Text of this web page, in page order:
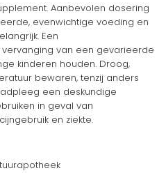
Aanbevolen dosering
evenwichtige voeding en
Een
van een gevarieerde
kinderen houden. Droog,
bewaren, tenzij anders
een deskundige
in geval van
en ziekte.